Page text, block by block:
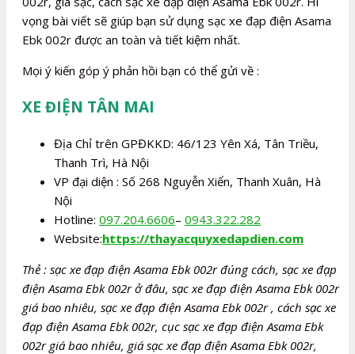
vọng bài viết sẽ giúp bạn sử dụng sạc xe đạp điện Asama
Ebk 002r được an toàn và tiết kiệm nhất.
Mọi ý kiến góp ý phản hồi bạn có thể gửi về :
XE ĐIỆN TÂN MAI
Địa Chỉ trên GPĐKKD: 46/123 Yên Xá, Tân Triều,
Thanh Trì, Hà Nội
VP đại diện : Số 268 Nguyễn Xiển, Thanh Xuân, Hà
Nội
Hotline: 097.204.6606– 0943.322.282
Website:https://thayacquyxedapdien.com
Thẻ : sạc xe đạp điện Asama Ebk 002r đúng cách, sạc xe đạp
điện Asama Ebk 002r ở đâu, sạc xe đạp điện Asama Ebk 002r
giá bao nhiêu, sạc xe đạp điện Asama Ebk 002r , cách sạc xe
đạp điện Asama Ebk 002r, cục sạc xe đạp điện Asama Ebk
002r giá bao nhiêu, giá sạc xe đạp điện Asama Ebk 002r,